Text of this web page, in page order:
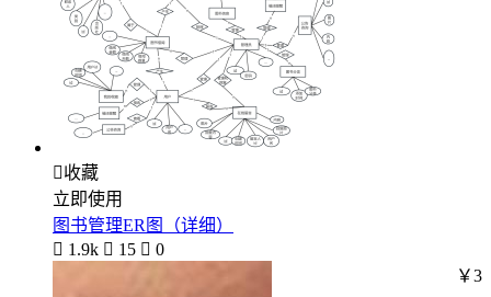
收藏
立即使用
图书管理ER图（详细）
 1.9k  15  0
￥3